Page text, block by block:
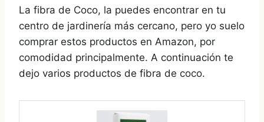
La fibra de Coco, la puedes encontrar en tu
centro de jardinería más cercano, pero yo suelo
comprar estos productos en Amazon, por
comodidad principalmente. A continuación te
dejo varios productos de fibra de coco.